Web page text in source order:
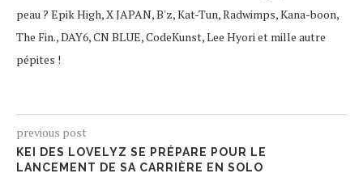
peau ? Epik High, X JAPAN, B'z, Kat-Tun, Radwimps, Kana-boon,
The Fin., DAY6, CN BLUE, CodeKunst, Lee Hyori et mille autre
pépites !
previous post
KEI DES LOVELYZ SE PRÉPARE POUR LE
LANCEMENT DE SA CARRIÈRE EN SOLO